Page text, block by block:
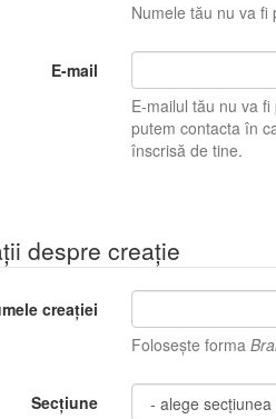
Numele tău nu va fi
E-mail
E-mailul tău nu va fi
putem contacta în
înscrisă de tine.
despre creație
creației
Folosește forma
Secțiune